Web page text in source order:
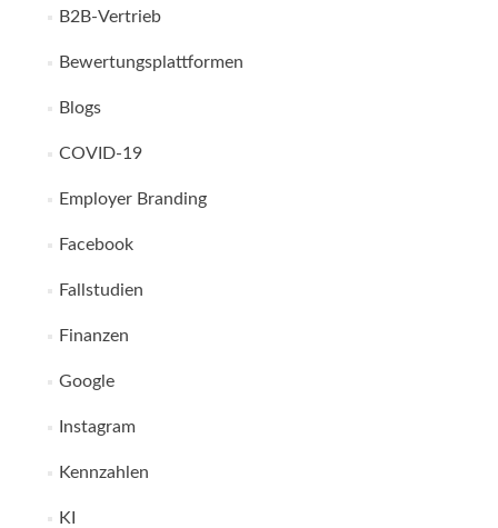
B2B-Vertrieb
Bewertungsplattformen
Blogs
COVID-19
Employer Branding
Facebook
Fallstudien
Finanzen
Google
Instagram
Kennzahlen
KI